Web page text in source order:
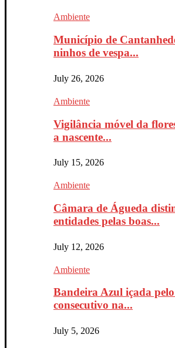
Ambiente
Município de
ninhos de vespa...
July 26, 2026
Ambiente
Vigilância móvel da
a nascente...
July 15, 2026
Ambiente
Câmara de Águeda
entidades pelas boas...
July 12, 2026
Ambiente
Bandeira Azul içada pelo
consecutivo na...
July 5, 2026